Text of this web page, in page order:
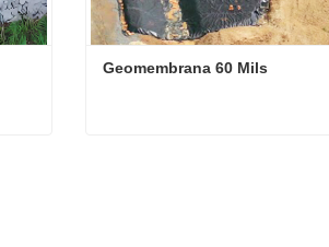
Geomembrana 60 Mils